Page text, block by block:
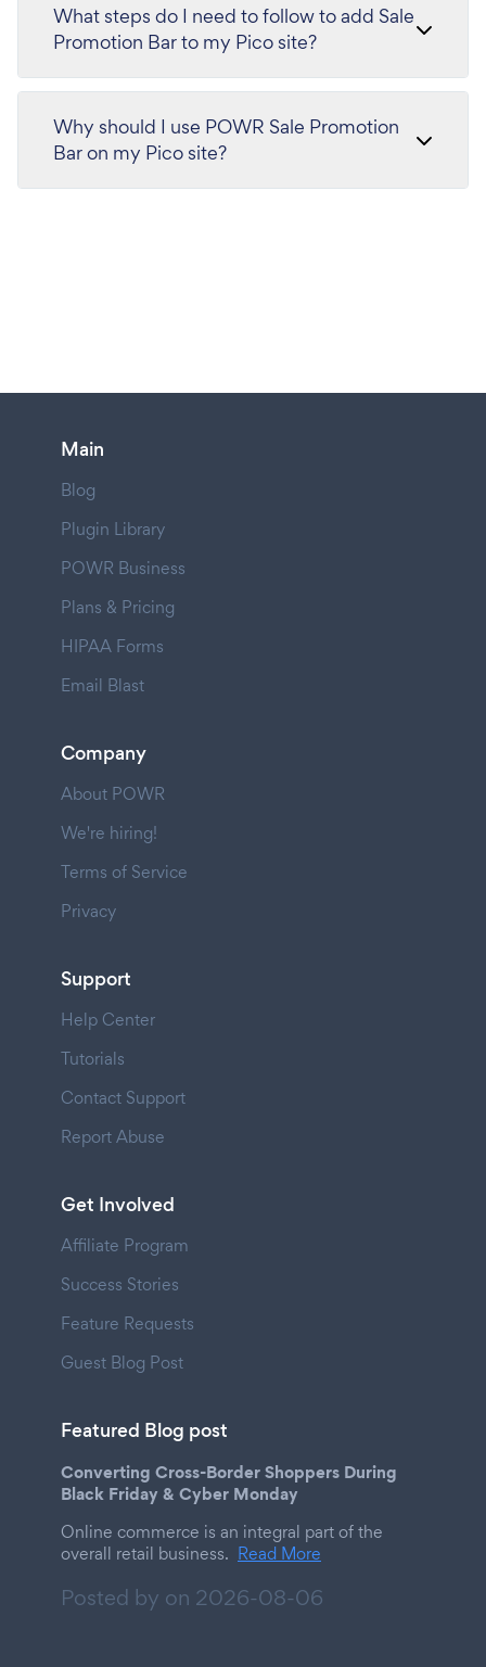
What steps do I need to follow to add Sale
Promotion Bar to my Pico site?
Why should I use POWR Sale Promotion
Bar on my Pico site?
Main
Blog
Plugin Library
POWR Business
Plans & Pricing
HIPAA Forms
Email Blast
Company
About POWR
We're hiring!
Terms of Service
Privacy
Support
Help Center
Tutorials
Contact Support
Report Abuse
Get Involved
Affiliate Program
Success Stories
Feature Requests
Guest Blog Post
Featured Blog post
Converting Cross-Border Shoppers During
Black Friday & Cyber Monday
Online commerce is an integral part of the
overall retail business. Read More
Posted by on 2026-08-06